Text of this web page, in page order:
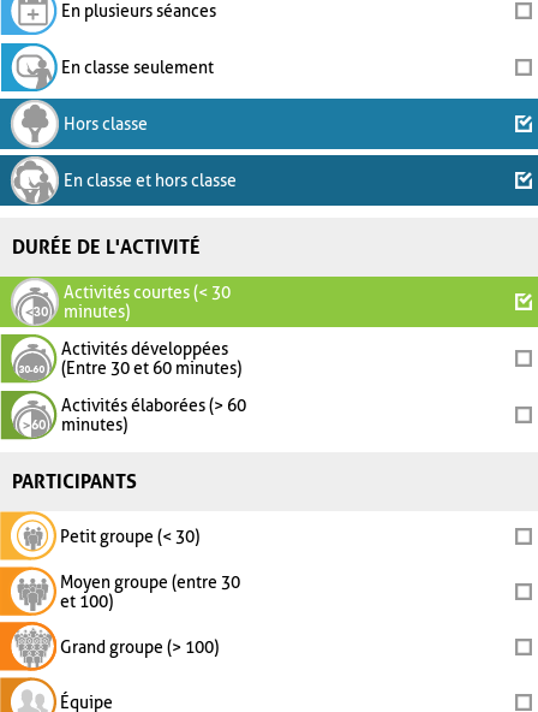
En plusieurs séances
En classe seulement
Hors classe
En classe et hors classe
DURÉE DE L'ACTIVITÉ
Activités courtes (< 30
minutes)
Activités développées
(Entre 30 et 60 minutes)
Activités élaborées (> 60
minutes)
PARTICIPANTS
Petit groupe (< 30)
Moyen groupe (entre 30
et 100)
Grand groupe (> 100)
Équipe